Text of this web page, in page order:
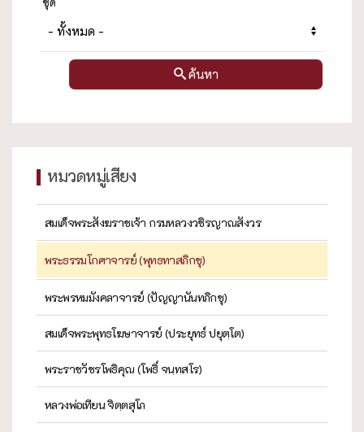
ค้นหา
หมวดหมู่เสียง
สมเด็จพระสังฆราชเจ้า กรมหลวงวชิรญาณสังวร
พระธรรมโกศาจารย์ (พุทธทาสภิกขุ)
พระพรหมมังคลาจารย์ (ปัญญานันทภิกขุ)
สมเด็จพระพุทธโฆษาจารย์ (ประยุทธ์ ปยุตฺโต)
พระราชวัชรโพธิคุณ (โพธิ์ จนฺทสโร)
หลวงพ่อเทียน จิตฺตสุโภ